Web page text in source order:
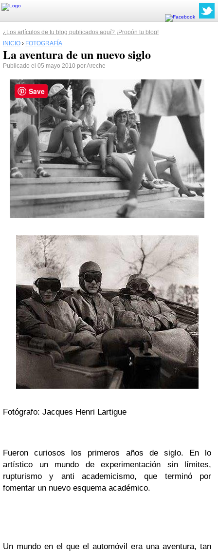
¿Los artículos de tu blog publicados aquí? ¡Propón tu blog!
INICIO › FOTOGRAFÍA
La aventura de un nuevo siglo
Publicado el 05 mayo 2010 por Areche
Fotógrafo: Jacques Henri Lartigue
Fueron curiosos los primeros años de siglo. En lo
artístico un mundo de experimentación sin límites,
rupturismo y anti academicismo, que terminó por
fomentar un nuevo esquema académico.
Un mundo en el que el automóvil era una aventura, tan
Save